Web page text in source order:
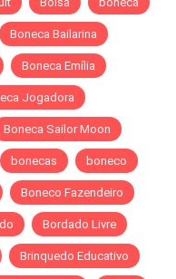
Boneca Bailarina
Boneca Emília
Jogadora
Boneca Sailor Moon
bonecas boneco
Boneco Fazendeiro
Bordado Livre
Brinquedo Educativo